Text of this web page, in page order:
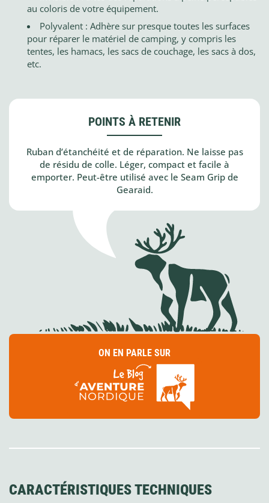
au coloris de votre équipement.
Polyvalent : Adhère sur presque toutes les surfaces
pour réparer le matériel de camping, y compris les
tentes, les hamacs, les sacs de couchage, les sacs à dos,
etc.
POINTS À RETENIR
Ruban d’étanchéité et de réparation. Ne laisse pas
de résidu de colle. Léger, compact et facile à
emporter. Peut-être utilisé avec le Seam Grip de
Gearaid.
ON EN PARLE SUR
CARACTÉRISTIQUES TECHNIQUES